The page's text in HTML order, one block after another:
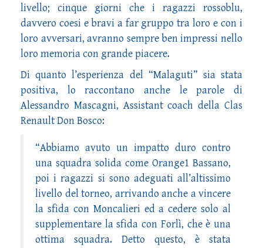
livello; cinque giorni che i ragazzi rossoblu,
davvero coesi e bravi a far gruppo tra loro e con i
loro avversari, avranno sempre ben impressi nello
loro memoria con grande piacere.
Di quanto l’esperienza del “Malaguti” sia stata
positiva, lo raccontano anche le parole di
Alessandro Mascagni, Assistant coach della Clas
Renault Don Bosco:
“Abbiamo avuto un impatto duro contro
una squadra solida come Orange1 Bassano,
poi i ragazzi si sono adeguati all’altissimo
livello del torneo, arrivando anche a vincere
la sfida con Moncalieri ed a cedere solo al
supplementare la sfida con Forlì, che è una
ottima squadra. Detto questo, è stata